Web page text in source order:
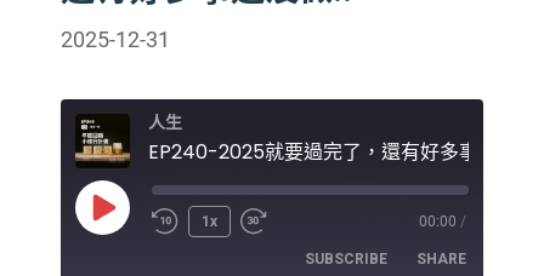
2025-12-31
人生
EP240-2025就要過完了，還有好多事還沒做..
Play
1x 00:00 /
SUBSCRIBE SHARE